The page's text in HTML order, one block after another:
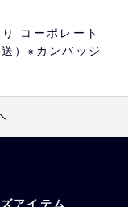
コーポレート
）※カンバッジ
アイテム